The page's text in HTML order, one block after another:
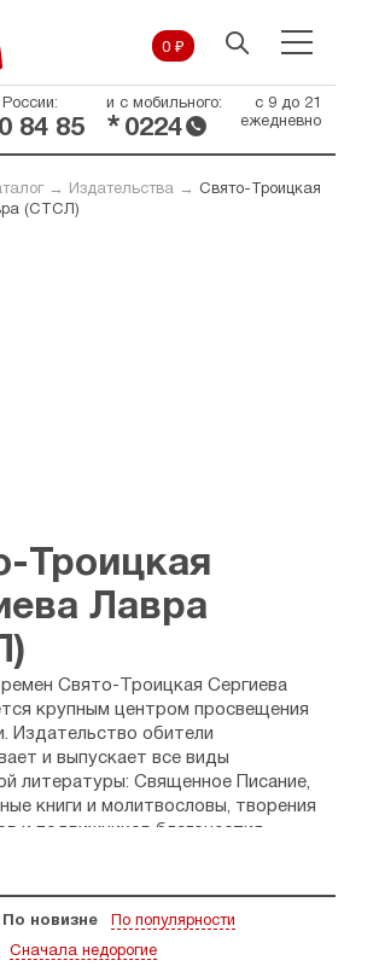
0 ₽
84 85
и с мобильного:
* 0224
с 9 до 21
ежедневно
→ Издательства→ Свято-Троицкая
(СТСЛ)
Троицкая
Лавра
Свято-Троицкая Сергиева
крупным центром просвещения
Издательство обители
и выпускает все виды
литературы: Священное Писание,
книги и молитвословы, творения
и подвижников благочестия,
для духовных школ,
искусству, буклеты, календари,
и альбомы.
По новизне По популярности
Сначала недорогие